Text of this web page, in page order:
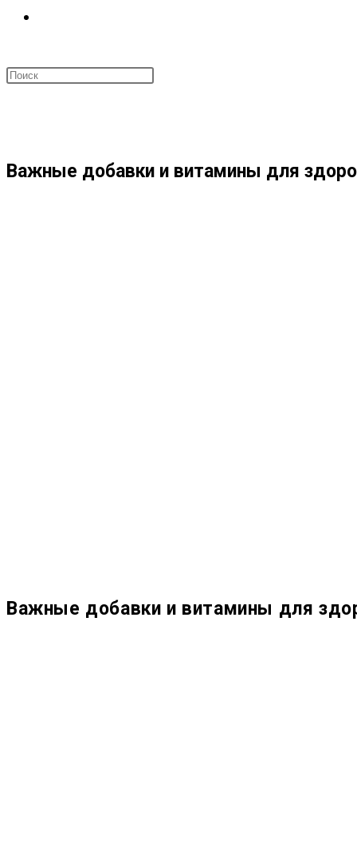
ПОИСК
Важные добавки и витамины для
Важные добавки и витамины для